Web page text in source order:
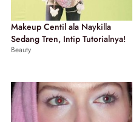
Makeup Centil ala Naykilla
Sedang Tren, Intip Tutorialnya!
Beauty